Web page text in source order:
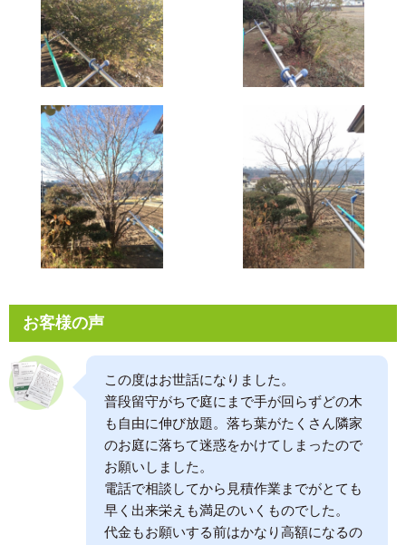
お客様の声
この度はお世話になりました。
普段留守がちで庭にまで手が回らずどの木
も自由に伸び放題。落ち葉がたくさん隣家
のお庭に落ちて迷惑をかけてしまったので
お願いしました。
電話で相談してから見積作業までがとても
早く出来栄えも満足のいくものでした。
代金もお願いする前はかなり高額になるの